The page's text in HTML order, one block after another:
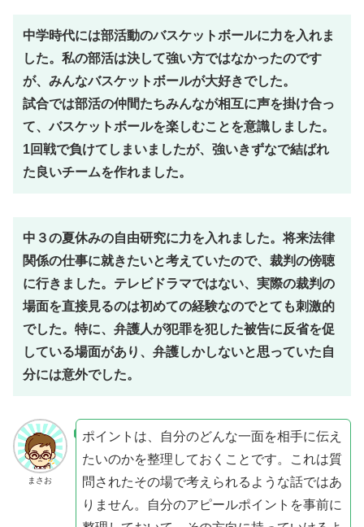
中学時代には部活動のバスケットボールに力を入れま
した。私の部活は決して強い方ではなかったのです
が、みんなバスケットボールが大好きでした。
試合では部活の仲間たちみんなが相互に声を掛け合っ
て、バスケットボールを楽しむことを意識しました。
1回戦で負けてしまいましたが、強いきずなで結ばれ
た良いチームを作れました。
中３の夏休みの自由研究に力を入れました。将来法律
関係の仕事に就きたいと考えていたので、裁判の傍聴
に行きました。テレビドラマではない、実際の裁判の
場面を直接見るのは初めての経験なのでとても刺激的
でした。特に、弁護人が犯罪を犯した被告に反省を促
している場面があり、弁護しかしないと思っていた自
分には意外でした。
まさお
ポイントは、自分のどんな一面を相手に伝え
たいのかを整理しておくことです。これは質
問されたその場で考えられるような話ではあ
りません。自分のアピールポイントを事前に